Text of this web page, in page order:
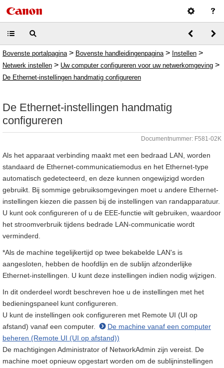
Bovenste portalpagina > Bovenste handleidingenpagina > Instellen >
Netwerk instellen > Uw computer configureren voor uw netwerkomgeving >
De Ethernet-instellingen handmatig configureren
De Ethernet-instellingen handmatig
configureren
Documentnummer: F581-02K
Als het apparaat verbinding maakt met een bedraad LAN, worden
standaard de Ethernet-communicatiemodus en het Ethernet-type
automatisch gedetecteerd, en deze kunnen ongewijzigd worden
gebruikt. Bij sommige gebruiksomgevingen moet u andere Ethernet-
instellingen kiezen die passen bij de instellingen van randapparatuur.
U kunt ook configureren of u de EEE-functie wilt gebruiken, waardoor
het stroomverbruik tijdens bedrade LAN-communicatie wordt
verminderd.
*Als de machine tegelijkertijd op twee bekabelde LAN's is
aangesloten, hebben de hoofdlijn en de sublijn afzonderlijke
Ethernet-instellingen. U kunt deze instellingen indien nodig wijzigen.
In dit onderdeel wordt beschreven hoe u de instellingen met het
bedieningspaneel kunt configureren.
U kunt de instellingen ook configureren met Remote UI (UI op
afstand) vanaf een computer.
De machine vanaf een computer
beheren (Remote UI (UI op afstand))
De machtigingen Administrator of NetworkAdmin zijn vereist. De
machine moet opnieuw opgestart worden om de sublijninstellingen